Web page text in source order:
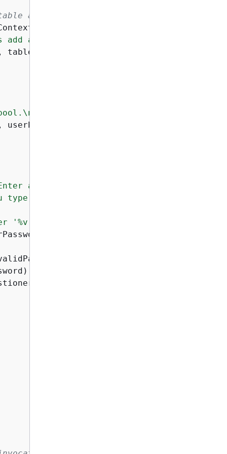
and uses administrator credentials to
userPoolId
a user to the user pool using
a password that has at least eight
type):"
'%v'.\n"